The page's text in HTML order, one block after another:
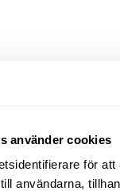
använder cookies
för att
användarna,